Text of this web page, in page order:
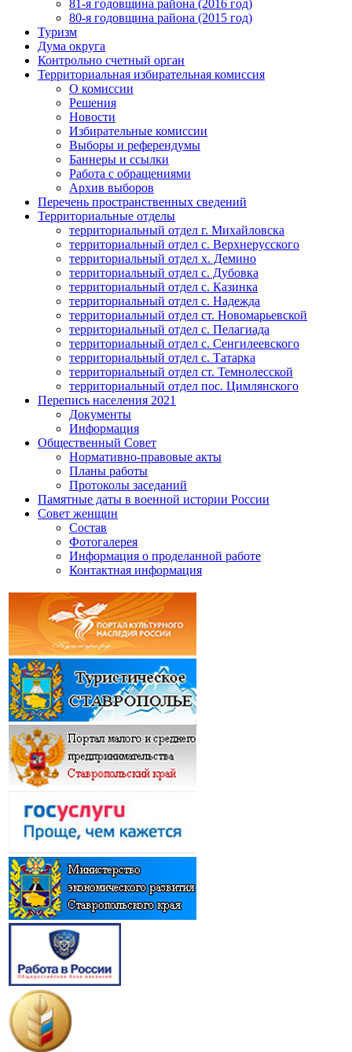
81-я годовщина района (2016 год)
80-я годовщина района (2015 год)
Туризм
Дума округа
Контрольно счетный орган
Территориальная избирательная комиссия
О комиссии
Решения
Новости
Избирательные комиссии
Выборы и референдумы
Баннеры и ссылки
Работа с обращениями
Архив выборов
Перечень пространственных сведений
Территориальные отделы
территориальный отдел г. Михайловска
территориальный отдел с. Верхнерусского
территориальный отдел х. Демино
территориальный отдел с. Дубовка
территориальный отдел с. Казинка
территориальный отдел с. Надежда
территориальный отдел ст. Новомарьевской
территориальный отдел с. Пелагиада
территориальный отдел с. Сенгилеевского
территориальный отдел с. Татарка
территориальный отдел ст. Темнолесской
территориальный отдел пос. Цимлянского
Перепись населения 2021
Документы
Информация
Общественный Совет
Нормативно-правовые акты
Планы работы
Протоколы заседаний
Памятные даты в военной истории России
Совет женщин
Состав
Фотогалерея
Информация о проделанной работе
Контактная информация